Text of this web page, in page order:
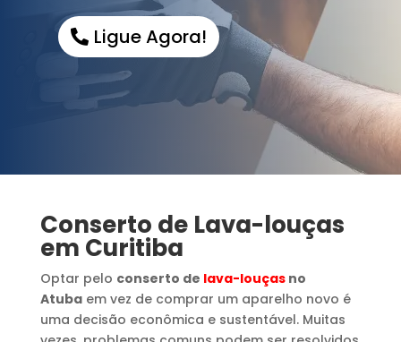
Ligue Agora!
Conserto de Lava-louças
em Curitiba
Optar pelo conserto de lava-louçasno
Atubaem vez de comprar um aparelho novo é
uma decisão econômica e sustentável. Muitas